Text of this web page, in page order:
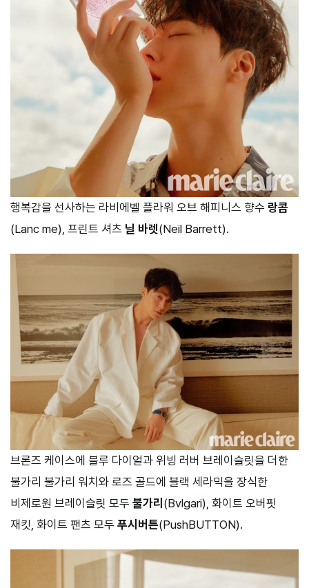
행복감을 선사하는 라비에벨 플라워 오브 해피니스 향수 랑콤
(Lanc me), 프린트 셔츠 닐 바렛(Neil Barrett).
브론즈 케이스에 블루 다이얼과 위빙 러버 브레이슬릿을 더한
불가리 불가리 워치와 로즈 골드에 블랙 세라믹을 장식한
비제로원 브레이슬릿 모두 불가리 (Bvlgari), 화이트 오버핏
재킷, 화이트 팬츠 모두 푸시버튼(PushBUTTON).